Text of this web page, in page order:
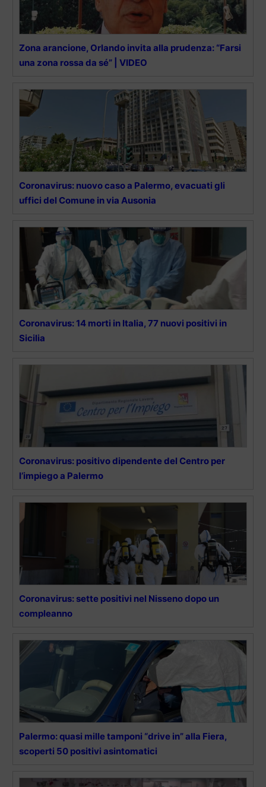
Zona arancione, Orlando invita alla prudenza: “Farsi
una zona rossa da sé” | VIDEO
Coronavirus: nuovo caso a Palermo, evacuati gli
uffici del Comune in via Ausonia
Coronavirus: 14 morti in Italia, 77 nuovi positivi in
Sicilia
Coronavirus: positivo dipendente del Centro per
l’impiego a Palermo
Coronavirus: sette positivi nel Nisseno dopo un
compleanno
Palermo: quasi mille tamponi “drive in” alla Fiera,
scoperti 50 positivi asintomatici